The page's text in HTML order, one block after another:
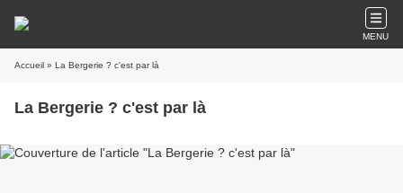
MENU
Accueil » La Bergerie ? c'est par là
La Bergerie ? c'est par là